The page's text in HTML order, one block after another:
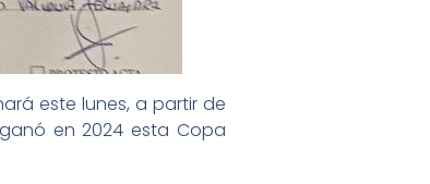
este lunes, a partir de
en 2024 esta Copa